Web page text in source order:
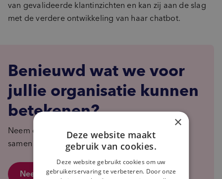
van gevalideerde klantinzichten en kan zij aan de slag
met de verdere ontwikkeling van haar chatbot.
Benieuwd wat we voor
jullie organisatie kunnen
betekenen?
Neem contact met ons op en we bekijken graag
samen wat de mogelijkheden zijn.
Neem contact op
×
Deze website maakt
gebruik van cookies.
Deze website gebruikt cookies om uw
gebruikerservaring te verbeteren. Door onze